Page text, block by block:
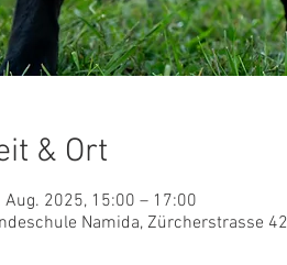
& Ort
Aug. 2025, 15:00 – 17:00
Namida, Zürcherstrasse